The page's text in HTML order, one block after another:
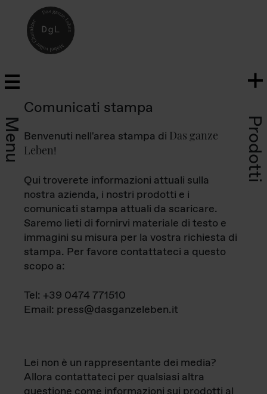
Menu Prodotti
Comunicati stampa
Benvenuti nell'area stampa di Das ganze
Leben!
Qui troverete informazioni attuali sulla
nostra azienda, i nostri prodotti e i
comunicati stampa attuali da scaricare.
Saremo lieti di fornirvi materiale di testo e
immagini su misura per la vostra richiesta di
stampa. Per favore contattateci a questo
scopo a:
Tel: +39 0474 771510
Email: press@dasganzeleben.it
Lei non è un rappresentante dei media?
Allora contattateci per qualsiasi altra
questione come informazioni sui prodotti al